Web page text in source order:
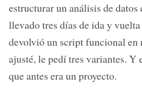
estructurar un análisis de datos
llevado tres días de ida y
devolvió un script funcional
ajusté, le pedí tres variantes. Y
que antes era un proyecto.